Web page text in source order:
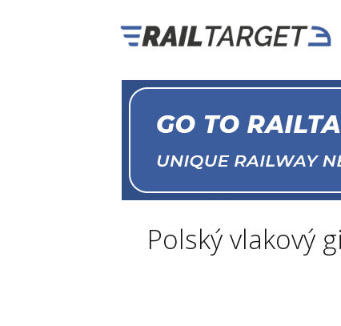
Polský vlakový